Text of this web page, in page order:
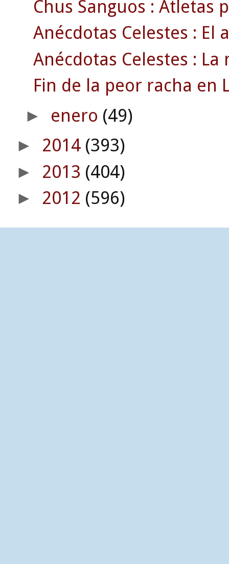
Chus Sanguos : Atletas
Anécdotas Celestes : El
Anécdotas Celestes :
Fin de la peor racha en
► enero (49)
► 2014 (393)
► 2013 (404)
► 2012 (596)